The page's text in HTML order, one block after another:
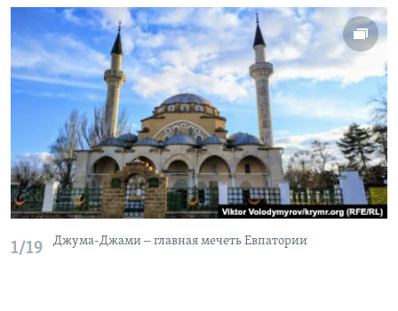
1/19 Джума-Джами ‒ главная мечеть Евпатории